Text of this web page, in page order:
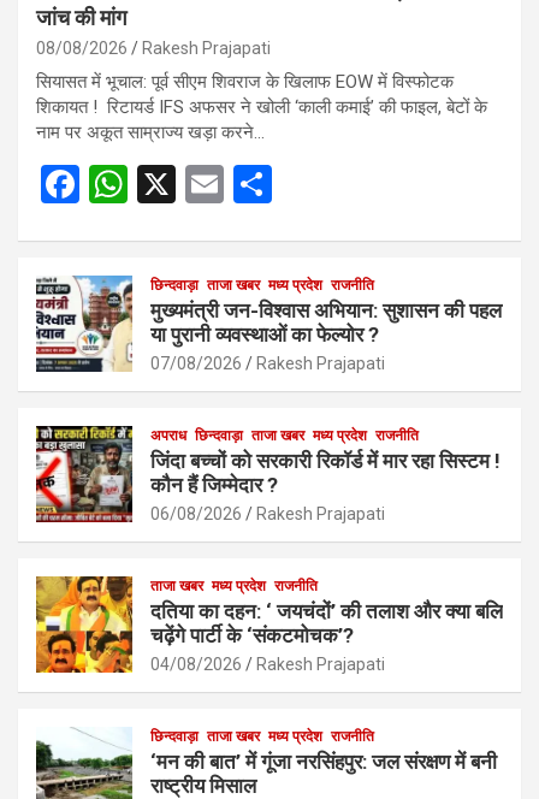
जांच की मांग
08/08/2026 Rakesh Prajapati
सियासत में भूचाल: पूर्व सीएम शिवराज के खिलाफ EOW में विस्फोटक
शिकायत ! रिटायर्ड IFS अफसर ने खोली ‘काली कमाई’ की फाइल, बेटों के
नाम पर अकूत साम्राज्य खड़ा करने…
F
b
o
o
k
W
s
A
p
p
X
E
e
छिन्दवाड़ा ताजा खबर मध्य प्रदेश राजनीति
मुख्यमंत्री जन-विश्वास अभियान: सुशासन की पहल
या पुरानी व्यवस्थाओं का फेल्योर ?
07/08/2026 Rakesh Prajapati
अपराध छिन्दवाड़ा ताजा खबर मध्य प्रदेश राजनीति
जिंदा बच्चों को सरकारी रिकॉर्ड में मार रहा सिस्टम !
कौन हैं जिम्मेदार ?
06/08/2026 Rakesh Prajapati
ताजा खबर मध्य प्रदेश राजनीति
दतिया का दहन: ‘ जयचंदों’ की तलाश और क्या बलि
चढ़ेंगे पार्टी के ‘संकटमोचक’?
04/08/2026 Rakesh Prajapati
छिन्दवाड़ा ताजा खबर मध्य प्रदेश राजनीति
‘मन की बात’ में गूंजा नरसिंहपुर: जल संरक्षण में बनी
राष्ट्रीय मिसाल